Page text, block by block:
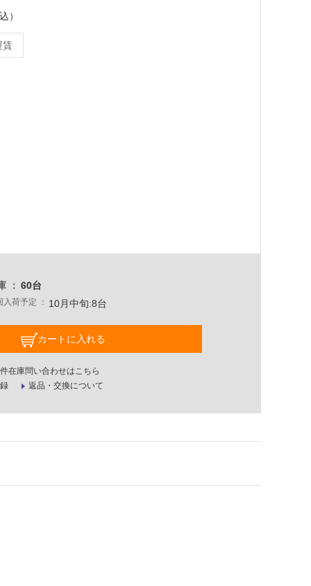
）
賃
60台
入荷予定 10月中旬:8台
カートに入れる
在庫問い合わせはこちら
返品・交換について